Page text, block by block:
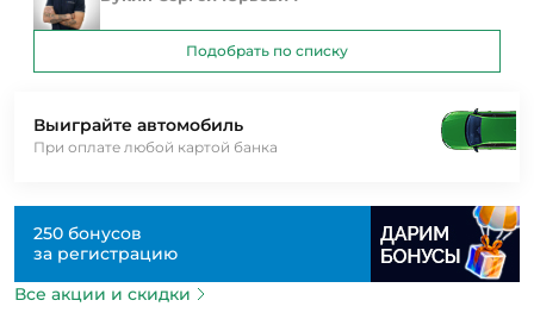
Выиграйте автомобиль
При оплате любой картой банка
250 бонусов
за регистрацию
Все акции и скидки
Подобрать по списку